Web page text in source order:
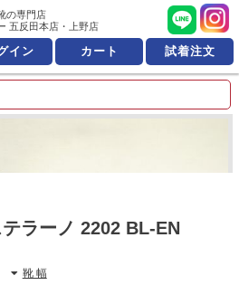
きな靴の専門店 ビッ
の専門店
五反田本店・上野店
イン カート 試着注文
ラーノ 2202 BL-EN
靴 幅